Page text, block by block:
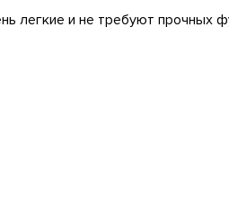
легкие и не требуют прочных